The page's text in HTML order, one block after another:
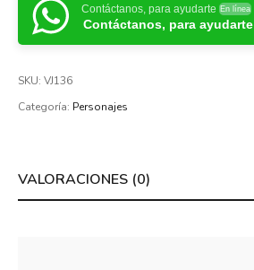
Contáctanos, para ayudarte En línea
Contáctanos, para ayudarte
SKU: VJ136
Categoría: Personajes
VALORACIONES (0)